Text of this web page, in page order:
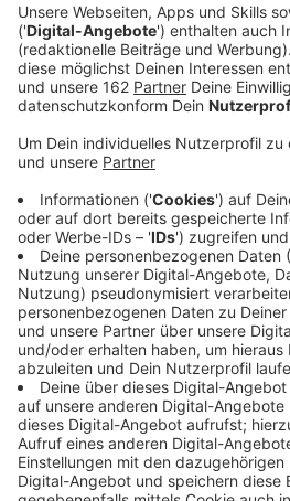
Anzeige
Für die Reaktivierung der
Millionen Euro investiert werden.
Ausbaustufe weitergeplant
sie als am wirtschaftlichsten
die S3 ab Oberhausen über
Voerde bis Wesel
anderem in Möllen und
Dinslakener Bereich wird mit
gerechnet. Außerdem soll die
Moers und Duisburg bis Walsum
Anzeige